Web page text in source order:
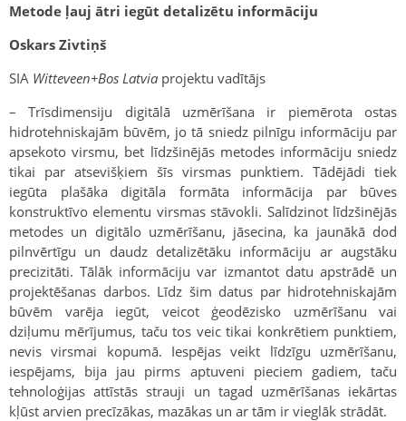
Metode ļauj ātri iegūt detalizētu informāciju
Oskars Zivtiņš
SIA Witteveen+Bos Latvia projektu vadītājs
– Trīsdimensiju digitālā uzmērīšana ir piemērota ostas
hidrotehniskajām būvēm, jo tā sniedz pilnīgu informāciju par
apsekoto virsmu, bet līdzšinējās metodes informāciju sniedz
tikai par atsevišķiem šīs virsmas punktiem. Tādējādi tiek
iegūta plašāka digitāla formāta informācija par būves
konstruktīvo elementu virsmas stāvokli. Salīdzinot līdzšinējās
metodes un digitālo uzmērīšanu, jāsecina, ka jaunākā dod
pilnvērtīgu un daudz detalizētāku informāciju ar augstāku
precizitāti. Tālāk informāciju var izmantot datu apstrādē un
projektēšanas darbos. Līdz šim datus par hidrotehniskajām
būvēm varēja iegūt, veicot ģeodēzisko uzmērīšanu vai
dziļumu mērījumus, taču tos veic tikai konkrētiem punktiem,
nevis virsmai kopumā. Iespējas veikt līdzīgu uzmērīšanu,
iespējams, bija jau pirms aptuveni pieciem gadiem, taču
tehnoloģijas attīstās strauji un tagad uzmērīšanas iekārtas
kļūst arvien precīzākas, mazākas un ar tām ir vieglāk strādāt.